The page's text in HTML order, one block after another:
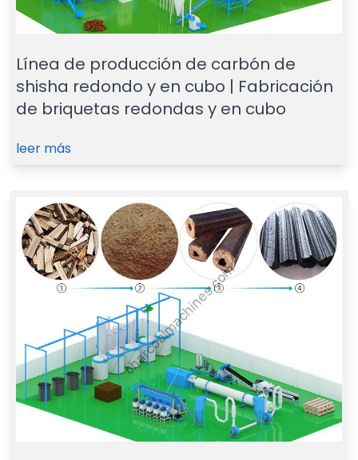
Línea de producción de carbón de
shisha redondo y en cubo | Fabricación
de briquetas redondas y en cubo
leer más